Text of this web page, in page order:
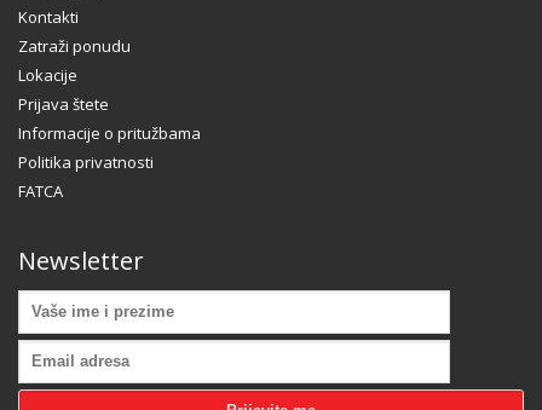
Kontakti
Zatraži ponudu
Lokacije
Prijava štete
Informacije o pritužbama
Politika privatnosti
FATCA
Newsletter